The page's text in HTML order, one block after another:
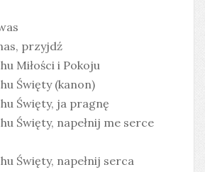
przyjdź
Miłości i Pokoju
Święty (kanon)
Święty, ja pragnę
Święty, napełnij me serce
Święty, napełnij serca